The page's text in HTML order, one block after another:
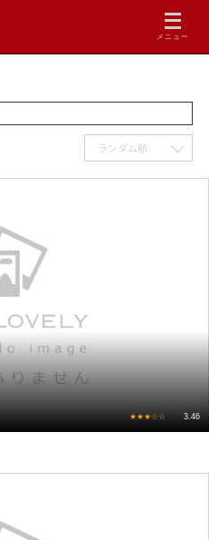
メニュー
★★★☆☆ 3.46